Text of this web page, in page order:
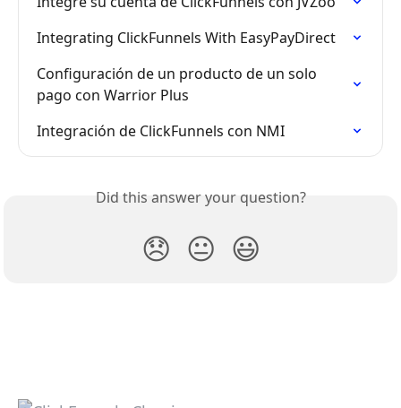
Integrating ClickFunnels With EasyPayDirect
Configuración de un producto de un solo
pago con Warrior Plus
Integración de ClickFunnels con NMI
Did this answer your question?
😞 😐 😃